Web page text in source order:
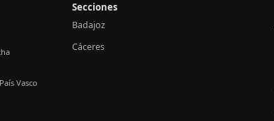
País Vasco
Secciones
Badajoz
Cáceres